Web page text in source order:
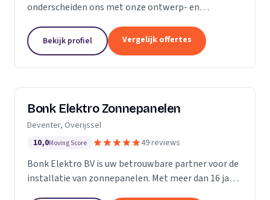
onderscheiden ons met onze ontwerp- en
degelijke en nette montage, en ruime ervaring met
BIPV (indak) systemen. Wij...
Bekijk profiel Vergelijk offertes
Bonk Elektro Zonnepanelen
Deventer, Overijssel
10,0Moving Score 49 reviews
Bonk Elektro BV is uw betrouwbare partner voor de
installatie van zonnepanelen. Met meer dan 16 jaar